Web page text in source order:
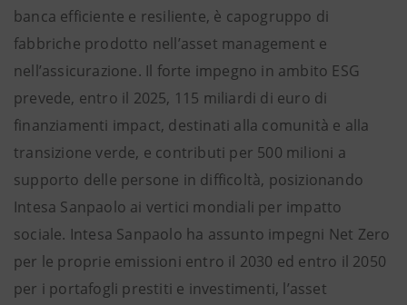
banca efficiente e resiliente, è capogruppo di
fabbriche prodotto nell’asset management e
nell’assicurazione. Il forte impegno in ambito ESG
prevede, entro il 2025, 115 miliardi di euro di
finanziamenti impact, destinati alla comunità e alla
transizione verde, e contributi per 500 milioni a
supporto delle persone in difficoltà, posizionando
Intesa Sanpaolo ai vertici mondiali per impatto
sociale. Intesa Sanpaolo ha assunto impegni Net Zero
per le proprie emissioni entro il 2030 ed entro il 2050
per i portafogli prestiti e investimenti, l’asset